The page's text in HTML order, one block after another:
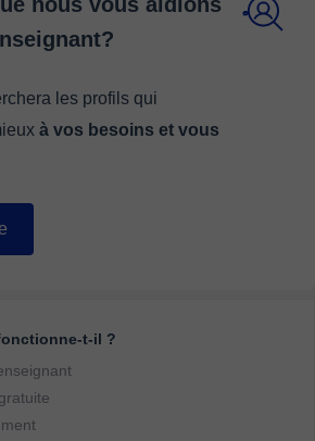
les profils qui
à vos besoins et vous
t-il ?